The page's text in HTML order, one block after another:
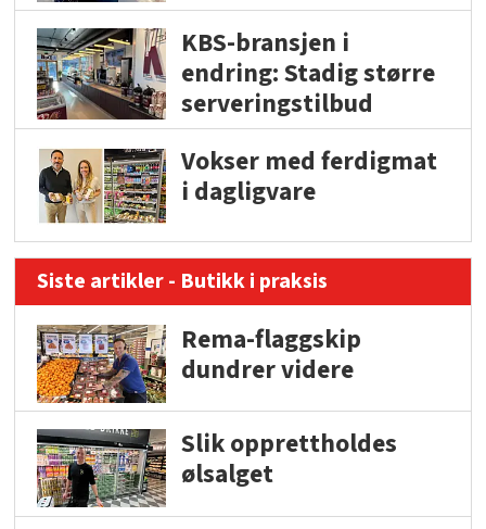
KBS-bransjen i
endring: Stadig større
serveringstilbud
Vokser med ferdigmat
i dagligvare
Siste artikler - Butikk i praksis
Rema-flaggskip
dundrer videre
Slik opprettholdes
ølsalget